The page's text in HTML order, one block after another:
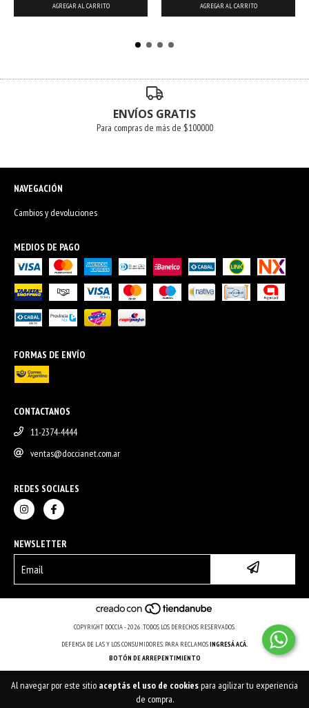
Al navegar por este sitio aceptás el uso de cookiespara agilizar tu experiencia
de compra.
AGREGAR AL CARRITO AGREGAR AL CARRITO
ENVÍOS GRATIS
Para compras de más de $100000
NAVEGACIÓN
Cambios y devoluciones
MEDIOS DE PAGO
FORMAS DE ENVÍO
CONTACTANOS
11-2374-4444
ventas@doccianet.com.ar
REDES SOCIALES
NEWSLETTER
COPYRIGHT DOCCIA - 2026. TODOS LOS DERECHOS RESERVADOS.
DEFENSA DE LAS Y LOS CONSUMIDORES. PARA RECLAMOSINGRESÁ ACÁ.
BOTÓN DE ARREPENTIMIENTO